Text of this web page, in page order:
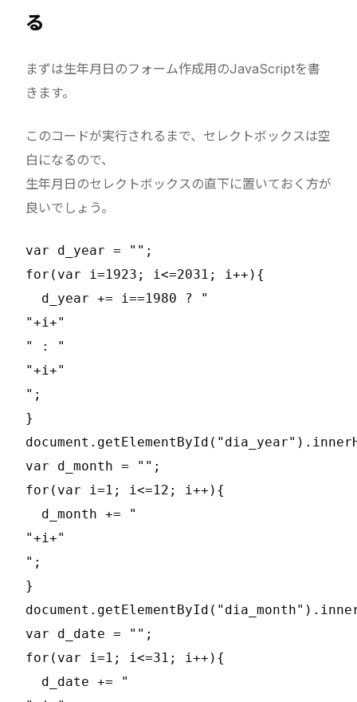
る
まずは生年月日のフォーム作成用のJavaScriptを書
きます。
このコードが実行されるまで、セレクトボックスは空
白になるので、
生年月日のセレクトボックスの直下に置いておく方が
良いでしょう。
var d_year = "";
for(var i=1923; i<=2031; i++){
  d_year += i==1980 ? "
" : "
";
}
var d_month = "";
for(var i=1; i<=12; i++){
  d_month += "
";
}
var d_date = "";
for(var i=1; i<=31; i++){
  d_date += "